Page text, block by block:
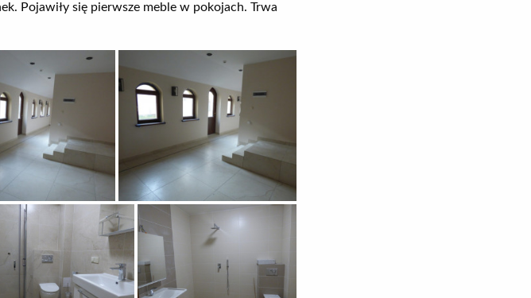
Pojawiły się pierwsze meble w pokojach. Trwa